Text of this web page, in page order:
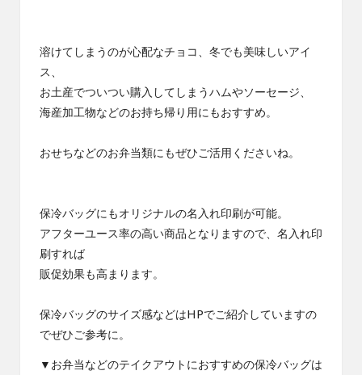
溶けてしまうのが心配なチョコ、冬でも美味しいアイ
ス、
お土産でついつい購入してしまうハムやソーセージ、
海産加工物などのお持ち帰り用にもおすすめ。
おせちなどのお弁当類にもぜひご活用くださいね。
保冷バッグにもオリジナルの名入れ印刷が可能。
アフターユース率の高い商品となりますので、名入れ印
刷すれば
販促効果も高まります。
保冷バッグのサイズ感などはHPでご紹介していますの
でぜひご参考に。
▼お弁当などのテイクアウトにおすすめの保冷バッグは